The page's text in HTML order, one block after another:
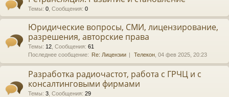
ра
е
Темы: 0 Сообщения: 0
Юридические вопросы, СМИ, лицензирование,
разрешения, авторские права
Темы: 12 Сообщения: 61
Последнее сообщение: Re: Лицензии Телекон , 04 фев 2025, 20:23
Разработка радиочастот, работа с ГРЧЦ и с
консалтинговыми фирмами
Темы: 3 Сообщения: 29